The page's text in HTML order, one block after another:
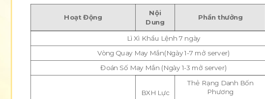
Hoạt Động
Nội
Dung
Phần thưởng
Lì Xì Khẩu Lệnh 7 ngày
Vòng Quay May Mắn(Ngày 1-7 mở server)
Đoán Số May Mắn (Ngày 1-3 mở server)
BXH Lực
Thẻ Rạng Danh Bốn
Phương